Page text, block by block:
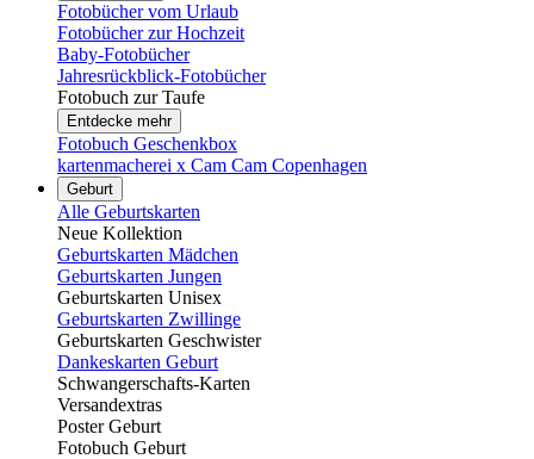
Fotobücher vom Urlaub
Fotobücher zur Hochzeit
Baby-Fotobücher
Jahresrückblick-Fotobücher
Fotobuch zur Taufe
Entdecke mehr
Fotobuch Geschenkbox
kartenmacherei x Cam Cam Copenhagen
Geburt
Alle Geburtskarten
Neue Kollektion
Geburtskarten Mädchen
Geburtskarten Jungen
Geburtskarten Unisex
Geburtskarten Zwillinge
Geburtskarten Geschwister
Dankeskarten Geburt
Schwangerschafts-Karten
Versandextras
Poster Geburt
Fotobuch Geburt